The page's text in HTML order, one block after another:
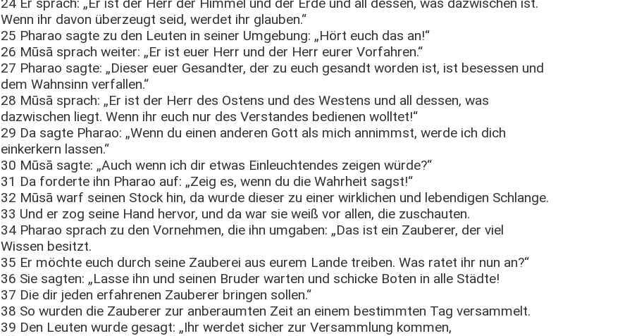
Wenn ihr davon überzeugt seid, werdet ihr glauben.“
25 Pharao sagte zu den Leuten in seiner Umgebung: „Hört euch das an!“
26 Mūsā sprach weiter: „Er ist euer Herr und der Herr eurer Vorfahren.“
27 Pharao sagte: „Dieser euer Gesandter, der zu euch gesandt worden ist, ist besessen und
dem Wahnsinn verfallen.“
28 Mūsā sprach: „Er ist der Herr des Ostens und des Westens und all dessen, was
dazwischen liegt. Wenn ihr euch nur des Verstandes bedienen wolltet!“
29 Da sagte Pharao: „Wenn du einen anderen Gott als mich annimmst, werde ich dich
einkerkern lassen.“
30 Mūsā sagte: „Auch wenn ich dir etwas Einleuchtendes zeigen würde?“
31 Da forderte ihn Pharao auf: „Zeig es, wenn du die Wahrheit sagst!“
32 Mūsā warf seinen Stock hin, da wurde dieser zu einer wirklichen und lebendigen Schlange.
33 Und er zog seine Hand hervor, und da war sie weiß vor allen, die zuschauten.
34 Pharao sprach zu den Vornehmen, die ihn umgaben: „Das ist ein Zauberer, der viel
Wissen besitzt.
35 Er möchte euch durch seine Zauberei aus eurem Lande treiben. Was ratet ihr nun an?“
36 Sie sagten: „Lasse ihn und seinen Bruder warten und schicke Boten in alle Städte!
37 Die dir jeden erfahrenen Zauberer bringen sollen.“
38 So wurden die Zauberer zur anberaumten Zeit an einem bestimmten Tag versammelt.
39 Den Leuten wurde gesagt: „Ihr werdet sicher zur Versammlung kommen,